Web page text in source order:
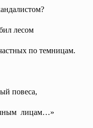
лесом
по темницам.
повеса,
лицам…»